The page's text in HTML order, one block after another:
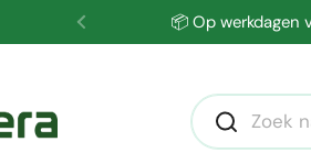
Vorige
📦 Op werkdagen